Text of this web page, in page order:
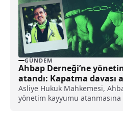
GÜNDEM
Ahbap Derneği’ne
atandı: Kapatma davası
Asliye Hukuk Mahkemesi,
yönetim kayyumu